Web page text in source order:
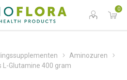
0
Aminozuren
L-Glutamine 400 gram